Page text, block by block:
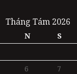
Tháng Tám 2026
N S
6 7